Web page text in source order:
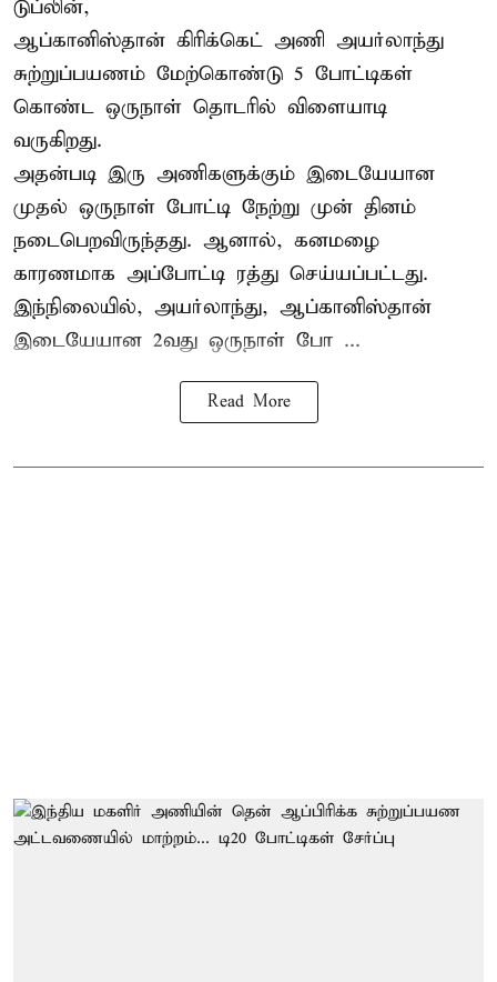
டுப்லின்,
ஆப்கானிஸ்தான் கிரிக்கெட் அணி அயர்லாந்து
சுற்றுப்பயணம் மேற்கொண்டு 5 போட்டிகள்
கொண்ட ஒருநாள் தொடரில் விளையாடி
வருகிறது.
அதன்படி இரு அணிகளுக்கும் இடையேயான
முதல் ஒருநாள் போட்டி நேற்று முன் தினம்
நடைபெறவிருந்தது. ஆனால், கனமழை
காரணமாக அப்போட்டி ரத்து செய்யப்பட்டது.
இந்நிலையில், அயர்லாந்து, ஆப்கானிஸ்தான்
இடையேயான 2வது ஒருநாள் போ ...
Read More